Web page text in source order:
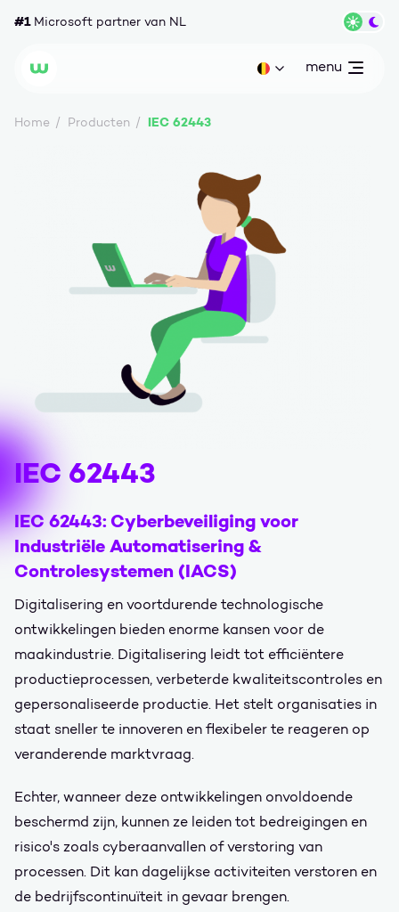
#1Microsoft partner van NL
Wortell Huidige taal: be
open
menu
Home Producten IEC 62443
IEC 62443
IEC 62443: Cyberbeveiliging voor
Industriële Automatisering &
Controlesystemen (IACS)
Digitalisering en voortdurende technologische
ontwikkelingen bieden enorme kansen voor de
maakindustrie. Digitalisering leidt tot efficiëntere
productieprocessen, verbeterde kwaliteitscontroles en
gepersonaliseerde productie. Het stelt organisaties in
staat sneller te innoveren en flexibeler te reageren op
veranderende marktvraag.
Echter, wanneer deze ontwikkelingen onvoldoende
beschermd zijn, kunnen ze leiden tot bedreigingen en
risico's zoals cyberaanvallen of verstoring van
processen. Dit kan dagelijkse activiteiten verstoren en
de bedrijfscontinuïteit in gevaar brengen.